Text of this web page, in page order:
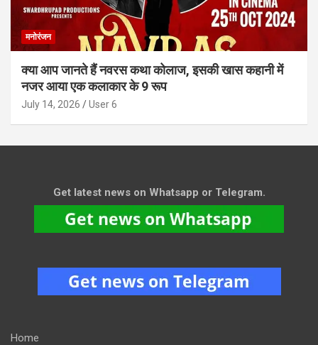
मनोरंजन
क्या आप जानते हैं नवरस कथा कोलाज, इसकी खास कहानी में
नजर आया एक कलाकार के 9 रूप
July 14, 2026 User 6
Get latest news on Whatsapp or Telegram.
Home